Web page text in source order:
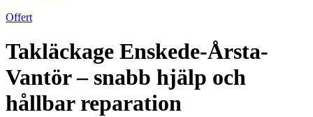
Offert
Takläckage Enskede-Årsta-
Vantör – snabb hjälp och
hållbar reparation